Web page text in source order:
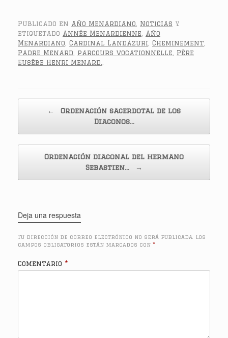
Publicado en Año Menardiano Noticias y
etiquetado Année Menardienne
Año
Menardiano
Cardinal Landázuri Cheminement
Padre Menard
parcours vocationnelle
Père
Eusèbe Henri Menard.
←
Ordenación sacerdotal de los
Diaconos…
Ordenación diaconal del hermano
Sebastien…
→
Deja una respuesta
Tu dirección de correo electrónico no será publicada.
Los
campos obligatorios están marcados con *
Comentario *